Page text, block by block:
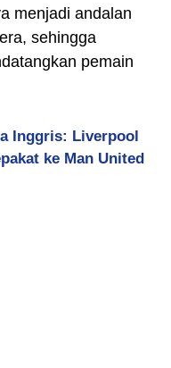
menjadi andalan
sehingga
pemain
Inggris: Liverpool
ke Man United